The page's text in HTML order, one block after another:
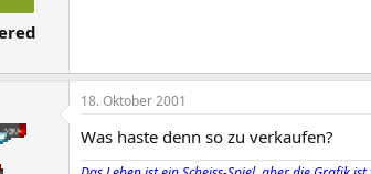
18. Oktober 2001
Was haste denn so zu verkaufen?